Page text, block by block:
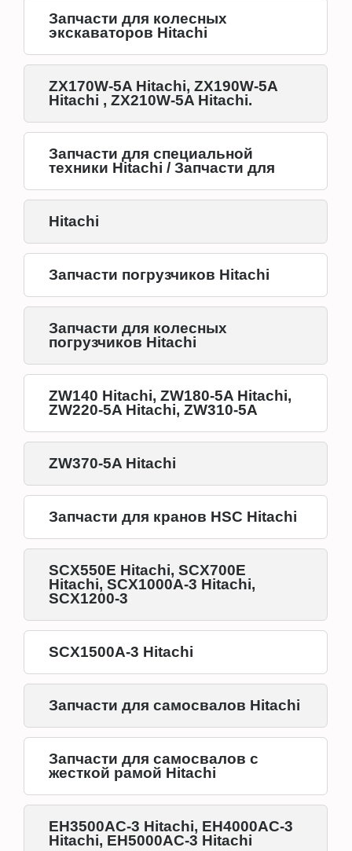
Запчасти для колесных
экскаваторов Hitachi
ZX170W-5A Hitachi, ZX190W-5A
Hitachi , ZX210W-5A Hitachi.
Запчасти для специальной
техники Hitachi / Запчасти для
Hitachi
Запчасти погрузчиков Hitachi
Запчасти для колесных
погрузчиков Hitachi
ZW140 Hitachi, ZW180-5A Hitachi,
ZW220-5A Hitachi, ZW310-5А
ZW370-5A Hitachi
Запчасти для кранов HSC Hitachi
SCX550E Hitachi, SCX700E
Hitachi, SCX1000A-3 Hitachi,
SCX1200-3
SCX1500A-3 Hitachi
Запчасти для самосвалов Hitachi
Запчасти для самосвалов с
жесткой рамой Hitachi
EH3500AC-3 Hitachi, EH4000AC-3
Hitachi, EH5000AC-3 Hitachi